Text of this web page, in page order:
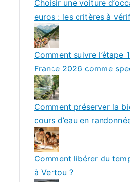
Choisir une voiture
euros : les critères à
Comment suivre l’étape
France 2026 comme
Comment préserver la
cours d’eau en
Comment libérer du
à Vertou ?